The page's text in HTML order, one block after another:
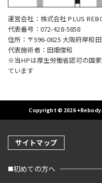
運営会社：株式会社 PLUS
代表番号：072-428-5858
住所：〒596-0825 大阪府岸和
代表施術者：田畑俊和
※当HPは厚生労働省認可の国
ています
Copyright © 2026
サイトマップ
初めての方へ